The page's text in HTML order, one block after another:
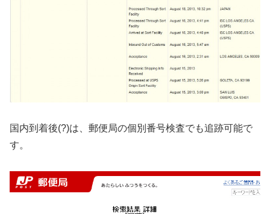
国内到着後(?)は、郵便局の個別番号検査でも追跡可能で
す。